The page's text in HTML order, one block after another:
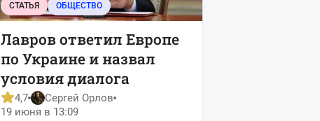
СТАТЬЯ ОБЩЕСТВО
Лавров ответил Европе
по Украине и назвал
условия диалога
4,7
Сергей Орлов
19 июня в 13:09